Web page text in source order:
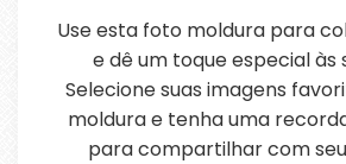
Use esta foto moldura para
e dê um toque especial às
Selecione suas imagens
moldura e tenha uma
para compartilhar com